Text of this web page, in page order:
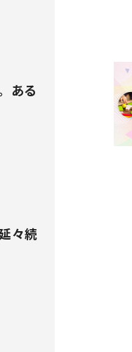
ある
々続